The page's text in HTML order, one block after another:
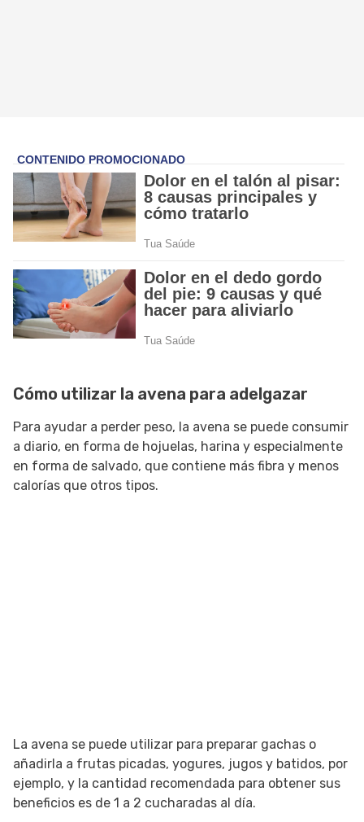
Cómo utilizar la avena para adelgazar
Para ayudar a perder peso, la avena se puede consumir
a diario, en forma de hojuelas, harina y especialmente
en forma de salvado, que contiene más fibra y menos
calorías que otros tipos.
La avena se puede utilizar para preparar gachas o
añadirla a frutas picadas, yogures, jugos y batidos, por
ejemplo, y la cantidad recomendada para obtener sus
beneficios es de 1 a 2 cucharadas al día.